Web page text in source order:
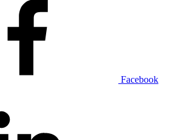
Facebook